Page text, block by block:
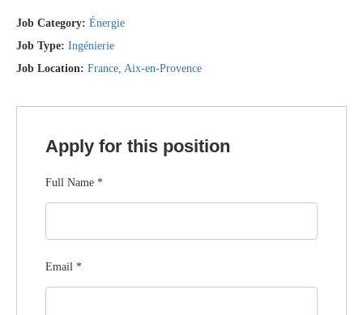
Job Category: Énergie
Job Type: Ingénierie
Job Location: France Aix-en-Provence
Apply for this position
Full Name *
Email *